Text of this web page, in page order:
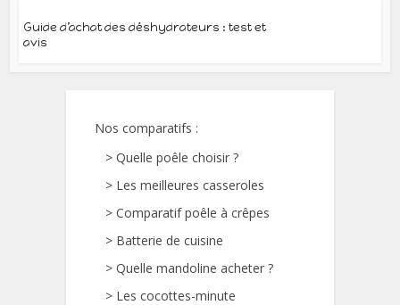
Guide d’achat des déshydrateurs : test et
avis
Nos comparatifs :
> Quelle poêle choisir ?
> Les meilleures casseroles
> Comparatif poêle à crêpes
> Batterie de cuisine
> Quelle mandoline acheter ?
> Les cocottes-minute